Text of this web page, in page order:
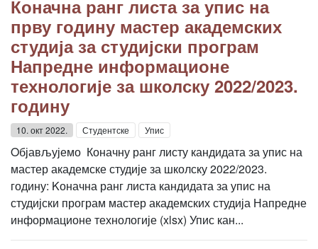
Коначна ранг листа за упис на
прву годину мастер академских
студија за студијски програм
Напредне информационе
технологије за школску 2022/2023.
годину
10. окт 2022. Студентске Упис
Oбјављујемо Коначну ранг листу кандидата за упис на
мастер академске студије за школску 2022/2023.
годину: Kоначна ранг листа кандидата за упис на
студијски програм мастер академских студија Напредне
информационе технологије (xlsx) Упис кан...